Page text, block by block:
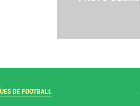
DE FOOTBALL